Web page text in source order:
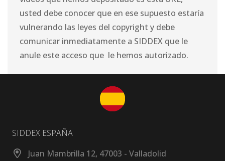
usted debe conocer que en ese supuesto estaría
vulnerando las leyes del copyright y debe
comunicar inmediatamente a SIDDEX que le
anule este acceso que le hemos autorizado.
SIDDEX ESPAÑA
Juan Mambrilla 12, 47003 - Valladolid